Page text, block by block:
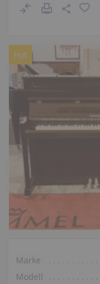
Hot
Marke
Modell